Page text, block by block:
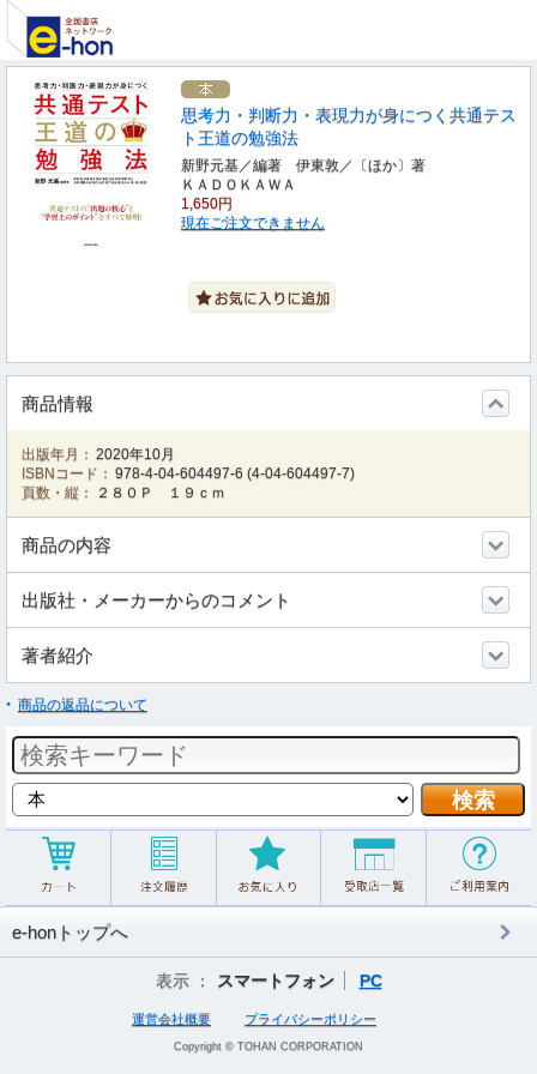
思考力・判断力・表現力が身につく共通テス
ト王道の勉強法
新野元基／編著 伊東敦／〔ほか〕著
ＫＡＤＯＫＡＷＡ
1,650円
現在ご注文できません
商品情報
出版年月： 2020年10月
ISBNコード： 978-4-04-604497-6 (4-04-604497-7)
頁数・縦：
２８０Ｐ １９ｃｍ
商品の内容
出版社・メーカーからのコメント
著者紹介
商品の返品について
e-honトップへ
表示 ： スマートフォン PC
運営会社概要 プライバシーポリシー
Copyright © TOHAN CORPORATION